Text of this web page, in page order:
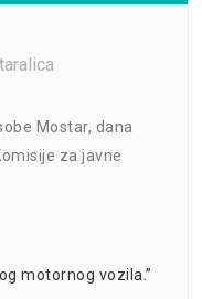
Mostar, dana
za javne
motornog vozila.”